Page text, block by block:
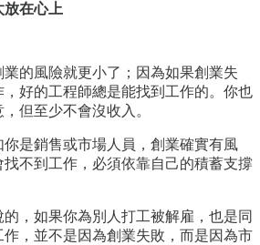
放在心上
的風險就更小了；因為如果創業失
好的工程師總是能找到工作的。你也
但至少不會沒收入。
是銷售或市場人員，創業確實有風
不到工作，必須依靠自己的積蓄支撐
，如果你為別人打工被解雇，也是同
，並不是因為創業失敗，而是因為市